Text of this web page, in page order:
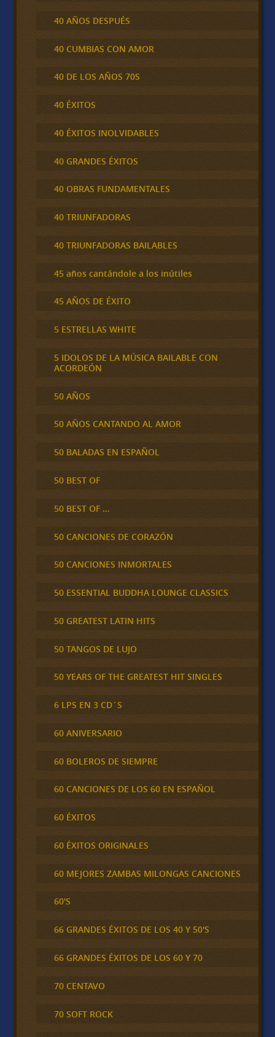
40 AÑOS DESPUÉS
40 CUMBIAS CON AMOR
40 DE LOS AÑOS 70S
40 ÉXITOS
40 ÉXITOS INOLVIDABLES
40 GRANDES ÉXITOS
40 OBRAS FUNDAMENTALES
40 TRIUNFADORAS
40 TRIUNFADORAS BAILABLES
45 años cantándole a los inútiles
45 AÑOS DE ÉXITO
5 ESTRELLAS WHITE
5 IDOLOS DE LA MÚSICA BAILABLE CON
ACORDEÓN
50 AÑOS
50 AÑOS CANTANDO AL AMOR
50 BALADAS EN ESPAÑOL
50 BEST OF
50 BEST OF …
50 CANCIONES DE CORAZÓN
50 CANCIONES INMORTALES
50 ESSENTIAL BUDDHA LOUNGE CLASSICS
50 GREATEST LATIN HITS
50 TANGOS DE LUJO
50 YEARS OF THE GREATEST HIT SINGLES
6 LPS EN 3 CD´S
60 ANIVERSARIO
60 BOLEROS DE SIEMPRE
60 CANCIONES DE LOS 60 EN ESPAÑOL
60 ÉXITOS
60 ÉXITOS ORIGINALES
60 MEJORES ZAMBAS MILONGAS CANCIONES
60'S
66 GRANDES ÉXITOS DE LOS 40 Y 50'S
66 GRANDES ÉXITOS DE LOS 60 Y 70
70 CENTAVO
70 SOFT ROCK